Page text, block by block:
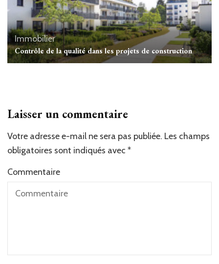
Immobilier
Contrôle de la qualité dans les projets de construction
Laisser un commentaire
Votre adresse e-mail ne sera pas publiée. Les champs
obligatoires sont indiqués avec *
Commentaire
Alternative: